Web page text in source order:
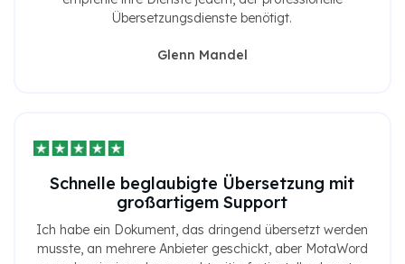
Übersetzungsdienste benötigt.
Glenn Mandel
Schnelle beglaubigte Übersetzung mit
großartigem Support
Ich habe ein Dokument, das dringend übersetzt werden
musste, an mehrere Anbieter geschickt, aber MotaWord